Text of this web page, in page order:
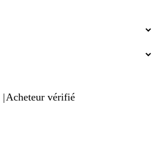
|Acheteur vérifié